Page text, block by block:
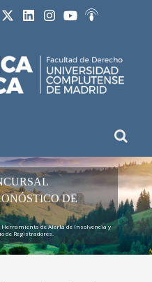
DE
de Alerta de Insolvencia y
de Registradores.